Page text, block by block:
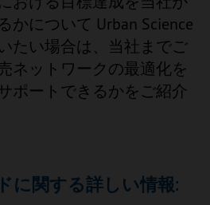
かについて Urban Science
たい場合は、当社までご
ネットワークの最適化を
ポートできるかをご紹介
に関する詳しい情報: